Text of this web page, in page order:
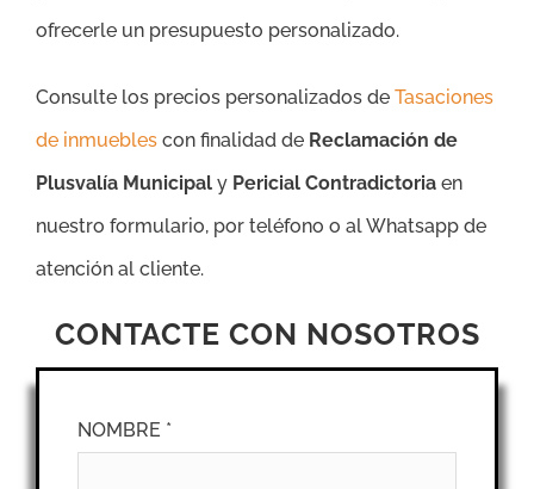
ofrecerle un presupuesto personalizado.
Consulte los precios personalizados de Tasaciones
de inmuebles con finalidad de Reclamación de
Plusvalía Municipal y Pericial Contradictoria en
nuestro formulario, por teléfono o al Whatsapp de
atención al cliente.
CONTACTE CON NOSOTROS
NOMBRE *